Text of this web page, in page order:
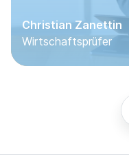
Christian Zanettin
Wirtschaftsprüfer